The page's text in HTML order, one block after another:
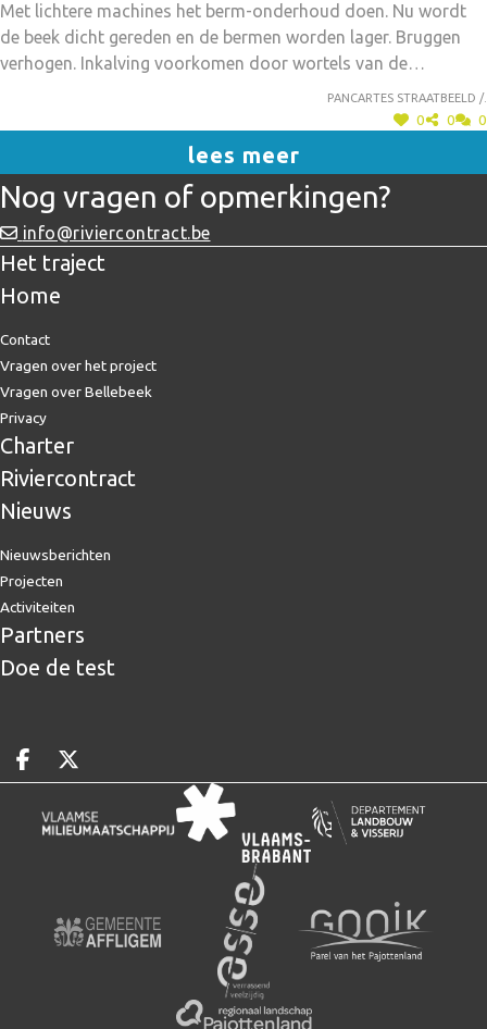
bereikt worden. Bij aansluiten op de centrale zuivering kan
dan de 'prefab' elders ingezet worden. Mogelijks kan dit
gezuiverde water in droogteperiodes ook ingezet worden in
de landbouw. Het is mogelijk dat de wetgeving inzake
Met lichtere machines het berm-onderhoud doen. Nu wordt
de beek dicht gereden en de bermen worden lager. Bruggen
verhogen. Inkalving voorkomen door wortels van de
Pancartes straatbeeld /.
0 0 0
lees meer
Nog vragen of opmerkingen?
info@riviercontract.be
Het traject
Home
Contact
Vragen over het project
Vragen over Bellebeek
Privacy
Charter
Riviercontract
Nieuws
Nieuwsberichten
Projecten
Activiteiten
Partners
Doe de test
Deel op facebook
Deel op X